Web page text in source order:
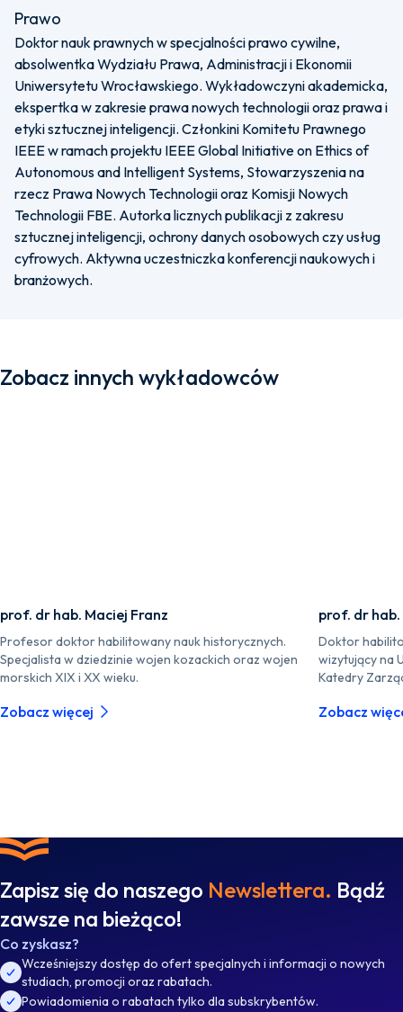
Prawo
Doktor nauk prawnych w specjalności prawo cywilne,
absolwentka Wydziału Prawa, Administracji i Ekonomii
Uniwersytetu Wrocławskiego. Wykładowczyni akademicka,
ekspertka w zakresie prawa nowych technologii oraz prawa i
etyki sztucznej inteligencji. Członkini Komitetu Prawnego
IEEE w ramach projektu IEEE Global Initiative on Ethics of
Autonomous and Intelligent Systems, Stowarzyszenia na
rzecz Prawa Nowych Technologii oraz Komisji Nowych
Technologii FBE. Autorka licznych publikacji z zakresu
sztucznej inteligencji, ochrony danych osobowych czy usług
cyfrowych. Aktywna uczestniczka konferencji naukowych i
branżowych.
Zobacz innych wykładowców
prof. dr hab. Maciej Franz
Profesor doktor habilitowany nauk historycznych.
Specjalista w dziedzinie wojen kozackich oraz wojen
morskich XIX i XX wieku.
Zobacz więcej
prof. dr
Doktor
wizytujący na
Katedry
Zobacz
Zapisz się do naszego Newslettera. Bądź
zawsze na bieżąco!
Co zyskasz?
Wcześniejszy dostęp do ofert specjalnych i informacji o nowych
studiach, promocji oraz rabatach.
Powiadomienia o rabatach tylko dla subskrybentów.